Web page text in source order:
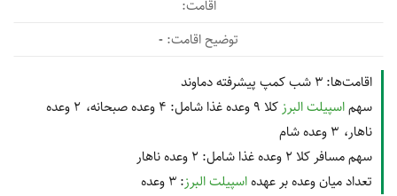
-
اقامت‌ها: 3 شب کمپ پیشرفته دماوند
سهماسپیلت البرز کلا 9 وعده غذا شامل: 4 وعده صبحانه
2 وعده
ناهار
3 وعده شام
سهم مسافر کلا 2 وعده غذا شامل:
2 وعده ناهار
تعداد میان وعده بر عهدهاسپیلت البرز: 3 وعده